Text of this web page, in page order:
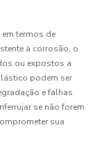
termos de
à corrosão, o
ou expostos a
podem ser
e falhas
se não forem
sua